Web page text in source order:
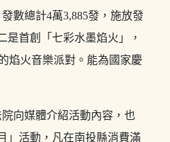
數總計4萬3,885發，施放發
首創「七彩水墨焰火」，
焰火音樂派對。能為國家慶
向媒體介紹活動內容，也
」活動，凡在南投縣消費滿